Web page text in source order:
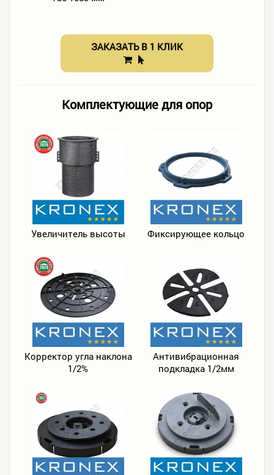
ЗАКАЗАТЬ В 1 КЛИК
Комплектующие для опор
Увеличитель высоты Фиксирующее кольцо
Корректор угла наклона
1/2%
Антивибрационная
подкладка 1/2мм